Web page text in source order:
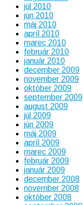
júl 2010
jún 2010
máj 2010
apríl 2010
marec 2010
február 2010
január 2010
december 2009
november 2009
október 2009
september 2009
august 2009
júl 2009
jún 2009
máj 2009
apríl 2009
marec 2009
február 2009
január 2009
december 2008
november 2008
október 2008